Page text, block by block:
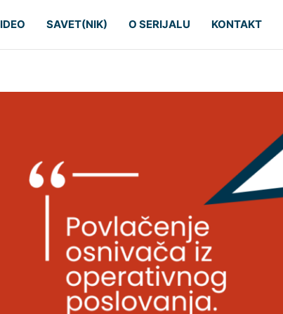
SAVET(NIK) O SERIJALU KONTAKT